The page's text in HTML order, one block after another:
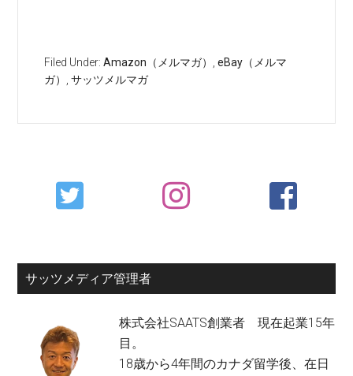
Filed Under:Amazon（メルマガ） ,eBay（メルマ
ガ）
,サッツメルマガ
Primary
Sidebar
サッツメディア管理者
株式会社SAATS創業者 現在起業15年
目。
18歳から4年間のカナダ留学後、在日